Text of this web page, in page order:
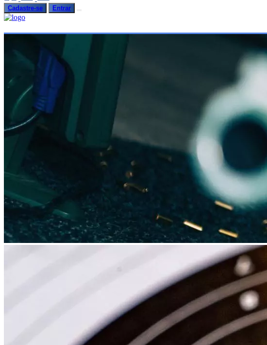
Cadastre-se Entrar